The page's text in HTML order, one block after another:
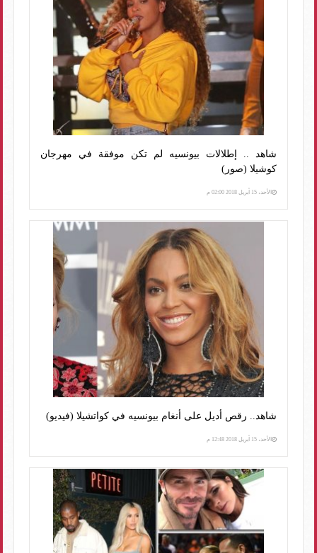
شاهد .. إطلالات بيونسيه لم تكن موفقة في مهرجان
كوشيلا (صور)
الأحد، 15 أبريل 2018 02:00 م
شاهد.. رقص أديل على أنغام بيونسيه في كواتشيلا (فيديو)
الأحد، 15 أبريل 2018 12:48 م